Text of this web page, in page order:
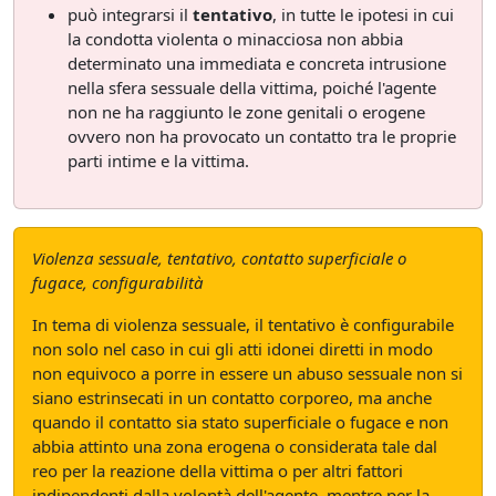
può integrarsi il tentativo, in tutte le ipotesi in cui
la condotta violenta o minacciosa non abbia
determinato una immediata e concreta intrusione
nella sfera sessuale della vittima, poiché l'agente
non ne ha raggiunto le zone genitali o erogene
ovvero non ha provocato un contatto tra le proprie
parti intime e la vittima.
Violenza sessuale, tentativo, contatto superficiale o
fugace, configurabilità
In tema di violenza sessuale, il tentativo è configurabile
non solo nel caso in cui gli atti idonei diretti in modo
non equivoco a porre in essere un abuso sessuale non si
siano estrinsecati in un contatto corporeo, ma anche
quando il contatto sia stato superficiale o fugace e non
abbia attinto una zona erogena o considerata tale dal
reo per la reazione della vittima o per altri fattori